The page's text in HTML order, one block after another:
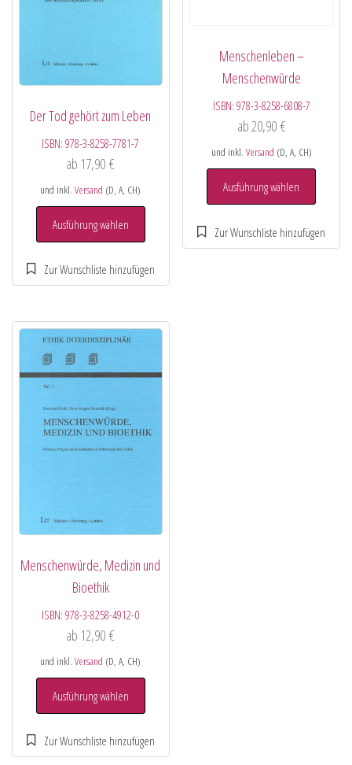
Der Tod gehört zum Leben
ISBN:978-3-8258-7781-7
ab 17,90€
und inkl.Versand (D, A, CH)
Ausführung wählen
Menschenleben –
Menschenwürde
ISBN: 978-3-8258-6808-7
ab20,90 €
und inkl. Versand (D, A, CH)
Ausführung wählen
Menschenwürde, Medizin und
Bioethik
ISBN:978-3-8258-4912-0
ab 12,90€
und inkl.Versand (D, A, CH)
Ausführung wählen